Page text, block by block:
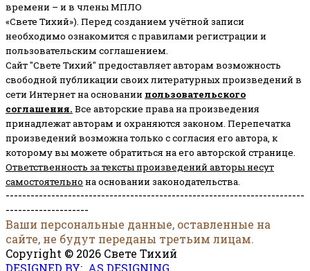
времени – и в члены МПЛО
«Свете Тихий»). Перед созданием учётной записи
необходимо ознакомится с правилами регистрации и
пользовательским соглашением.
Сайт "Свете Тихий" предоставляет авторам возможность
свободной публикации своих литературных произведений в
сети Интернет на основании пользовательского
соглашения. Все авторские права на произведения
принадлежат авторам и охраняются законом. Перепечатка
произведений возможна только с согласия его автора, к
которому вы можете обратиться на его авторской странице.
Ответственность за тексты произведений авторы несут
самостоятельно на основании законодательства.
------------------------------------------------------------------------
--------------------
Ваши персональные данные, оставленные на
сайте, не будут переданы третьим лицам.
Copyright © 2026 Свете Тихий
DESIGNED BY: AS DESIGNING